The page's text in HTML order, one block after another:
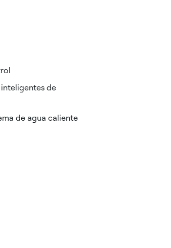
de
de agua caliente